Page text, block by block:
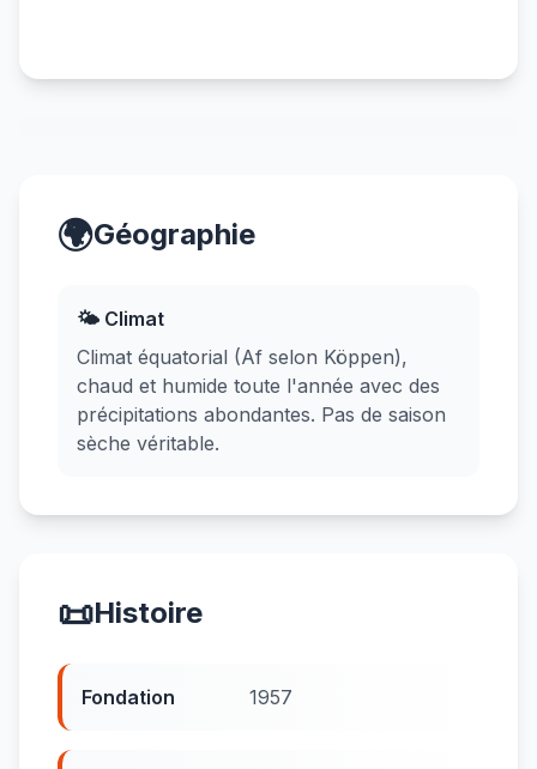
🌍Géographie
🌤️ Climat
Climat équatorial (Af selon Köppen),
chaud et humide toute l'année avec des
précipitations abondantes. Pas de saison
sèche véritable.
📜Histoire
Fondation 1957